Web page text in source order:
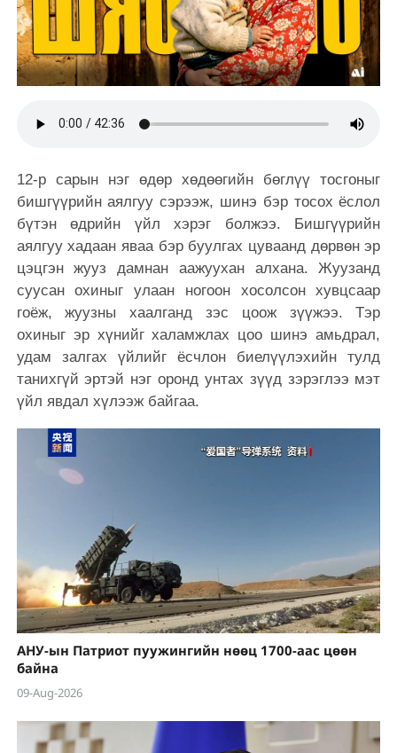
12-р сарын нэг өдөр хөдөөгийн бөглүү тосгоныг
бишгүүрийн аялгуу сэрээж, шинэ бэр тосох ёслол
бүтэн өдрийн үйл хэрэг болжээ. Бишгүүрийн
аялгуу хадаан яваа бэр буулгах цуваанд дөрвөн эр
цэцгэн жууз дамнан аажуухан алхана. Жуузанд
суусан охиныг улаан ногоон хосолсон хувцсаар
гоёж, жуузны хаалганд зэс цоож зүүжээ. Тэр
охиныг эр хүнийг халамжлах цоо шинэ амьдрал,
удам залгах үйлийг ёсчлон биелүүлэхийн тулд
танихгүй эртэй нэг оронд унтах зүүд зэрэглээ мэт
үйл явдал хүлээж байгаа.
АНУ-ын Патриот пуужингийн нөөц 1700-аас цөөн
байна
09-Aug-2026